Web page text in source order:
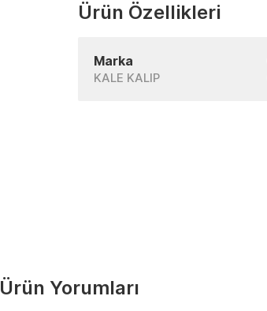
Ürün Özellikleri
Marka
KALE KALIP
Ürün Yorumları